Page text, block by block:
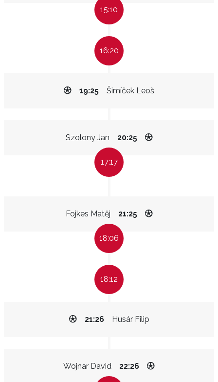
15:10
16:20
Šimíček Leoš
19:25
Szolony Jan 20:25
17:17
Fojkes Matěj 21:25
18:06
18:12
Husár Filip
21:26
Wojnar David 22:26